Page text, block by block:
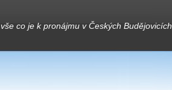
vše co je k pronájmu v Českých Budějovicích